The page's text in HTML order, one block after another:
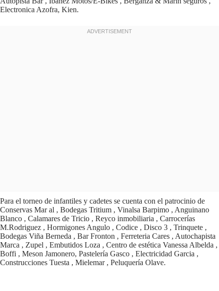
Electronica Azofra, Kien.
Para el torneo de infantiles y cadetes se cuenta con el patrocinio de
Conservas Mar al , Bodegas Tritium , Vinalsa Barpimo , Anguinano
Blanco , Calamares de Tricio , Reyco inmobiliaria , Carrocerías
M.Rodriguez , Hormigones Angulo , Codice , Disco 3 , Trinquete ,
Bodegas Viña Berneda , Bar Fronton , Ferreteria Cares , Autochapista
Marca , Zupel , Embutidos Loza , Centro de estética Vanessa Albelda ,
Boffi , Meson Jamonero, Pastelería Gasco , Electricidad Garcia ,
Construcciones Tuesta , Mielemar , Peluquería Olave.